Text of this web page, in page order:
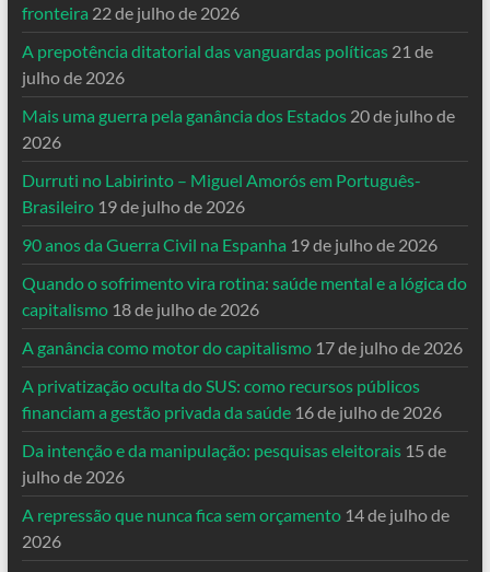
fronteira 22 de julho de 2026
A prepotência ditatorial das vanguardas políticas 21 de
julho de 2026
Mais uma guerra pela ganância dos Estados 20 de julho de
2026
Durruti no Labirinto – Miguel Amorós em Português-
Brasileiro 19 de julho de 2026
90 anos da Guerra Civil na Espanha 19 de julho de 2026
Quando o sofrimento vira rotina: saúde mental e a lógica do
capitalismo 18 de julho de 2026
A ganância como motor do capitalismo 17 de julho de 2026
A privatização oculta do SUS: como recursos públicos
financiam a gestão privada da saúde 16 de julho de 2026
Da intenção e da manipulação: pesquisas eleitorais 15 de
julho de 2026
A repressão que nunca fica sem orçamento 14 de julho de
2026